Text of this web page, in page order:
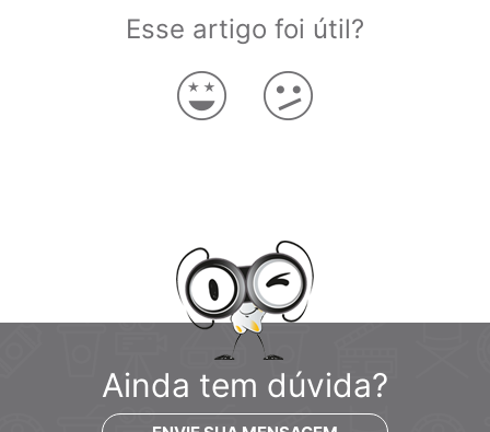
Esse artigo foi útil?
Ainda tem dúvida?